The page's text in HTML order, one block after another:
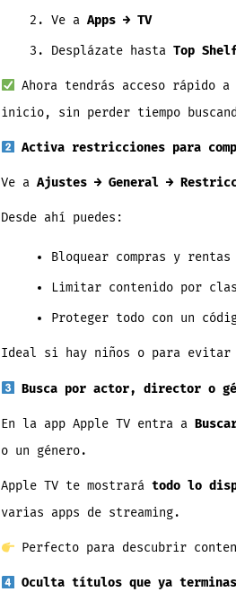
Ve a Apps → TV
Desplázate hasta Top
Ahora tendrás acceso rápido
inicio, sin perder tiempo
Activa restricciones para
Ve a Ajustes → General →
Desde ahí puedes:
Bloquear compras y rentas
Limitar contenido por
Proteger todo con un
Ideal si hay niños o para evitar
Busca por actor, director o
En la app Apple TV entra a
o un género.
Apple TV te mostrará todo lo
varias apps de streaming.
Perfecto para descubrir
Oculta títulos que ya